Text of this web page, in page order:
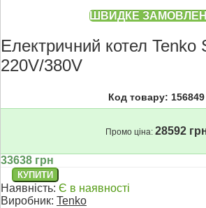
ШВИДКЕ
Електричний котел Tenko
220V/380V
Код товару: 156849
Промо ціна: 28592
33638 грн
Наявність: Є в наявності
Виробник: Tenko